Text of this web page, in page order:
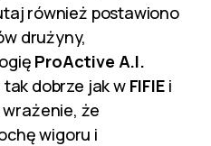
również postawiono
drużyny,
ProActive A.I.
dobrze jak w FIFIEi
że
wigoru i